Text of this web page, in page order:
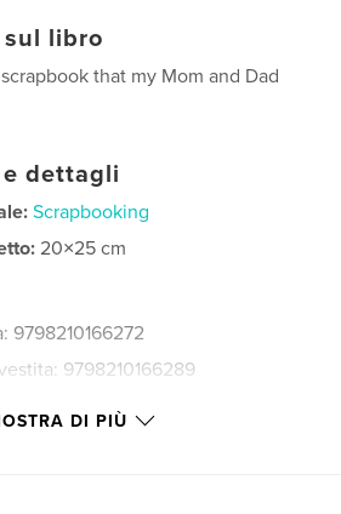
libro
that my Mom and Dad
dettagli
Scrapbooking
20×25 cm
9798210166272
9798210166289
mar 28, 2022
DI PIÙ